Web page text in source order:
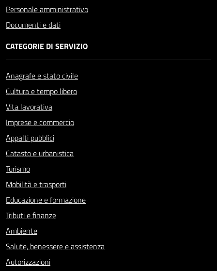
Personale amministrativo
Documenti e dati
CATEGORIE DI SERVIZIO
Anagrafe e stato civile
Cultura e tempo libero
Vita lavorativa
Imprese e commercio
Appalti pubblici
Catasto e urbanistica
Turismo
Mobilità e trasporti
Educazione e formazione
Tributi e finanze
Ambiente
Salute, benessere e assistenza
Autorizzazioni